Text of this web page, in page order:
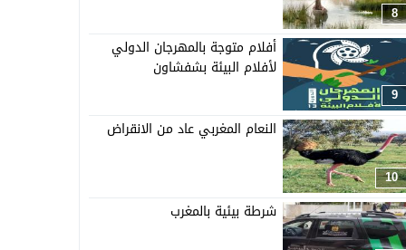
8
9
أفلام متوجة بالمهرجان الدولي
لأفلام البيئة بشفشاون
10
النعام المغربي عاد من الانقراض
شرطة بيئية بالمغرب